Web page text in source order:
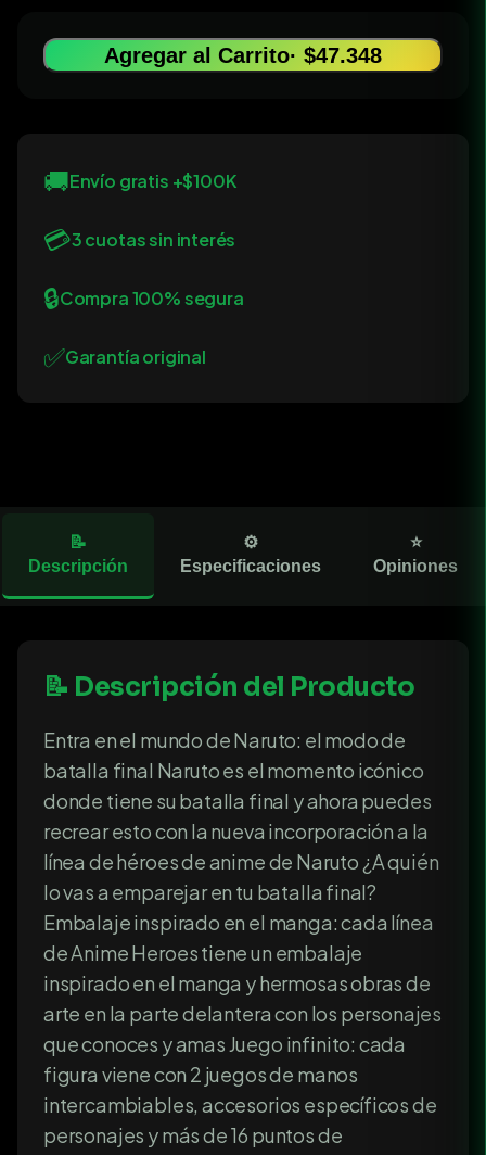
Agregar al Carrito· $47.348
🚚Envío gratis +$100K
💳3 cuotas sin interés
🔒Compra 100% segura
✅Garantía original
📝
Descripción
⚙️
Especificaciones
⭐
Opiniones
📝 Descripción del Producto
Entra en el mundo de Naruto: el modo de
batalla final Naruto es el momento icónico
donde tiene su batalla final y ahora puedes
recrear esto con la nueva incorporación a la
línea de héroes de anime de Naruto ¿A quién
lo vas a emparejar en tu batalla final?
Embalaje inspirado en el manga: cada línea
de Anime Heroes tiene un embalaje
inspirado en el manga y hermosas obras de
arte en la parte delantera con los personajes
que conoces y amas Juego infinito: cada
figura viene con 2 juegos de manos
intercambiables, accesorios específicos de
personajes y más de 16 puntos de